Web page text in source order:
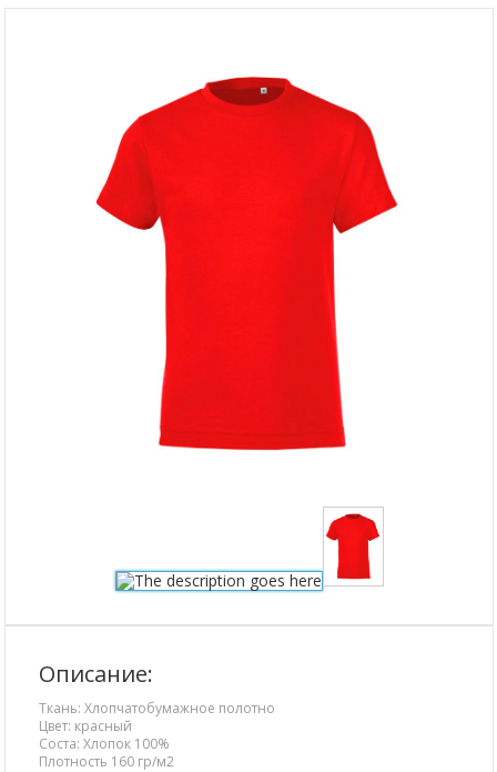
Описание:
Ткань: Хлопчатобумажное полотно
Цвет: красный
Соста: Хлопок 100%
Плотность 160 гр/м2